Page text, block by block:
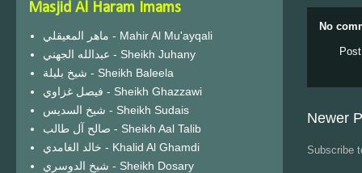
No
Newer
Subscribe
Masjid Al Haram Imams
ماهر المعيقلي - Mahir Al Mu'ayqali
عبدالله الجهني - Sheikh Juhany
شيخ بليلة - Sheikh Baleela
فيصل غزاوي - Sheikh Ghazzawi
شيخ السديس - Sheikh Sudais
صالح آل طالب - Sheikh Aal Talib
خالد الغامدي - Khalid Al Ghamdi
شيخ الدوسري - Sheikh Dosary